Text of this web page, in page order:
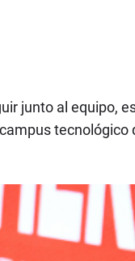
junto al equipo,